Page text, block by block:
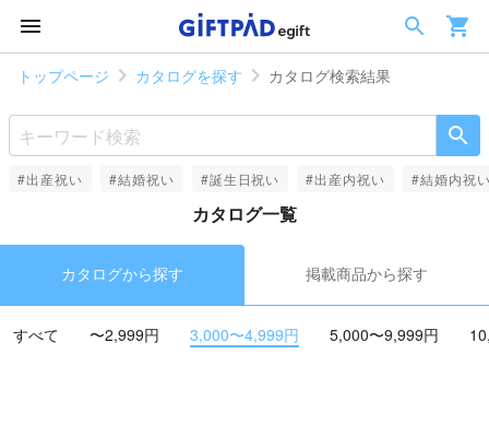
トップページ カタログを探す カタログ検索結果
#出産祝い #結婚祝い #誕生日祝い #出産内祝い #結婚内祝
カタログ一覧
カタログから探す 掲載商品から探す
すべて 〜2,999円 3,000〜4,999円 5,000〜9,999円